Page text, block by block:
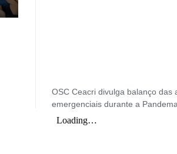
OSC Ceacri divulga balanço das
emergenciais durante a